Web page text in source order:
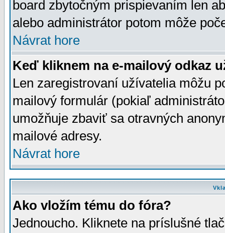
board zbytočným prispievaním len
alebo administrátor potom môže
Návrat hore
Keď kliknem na e-mailový odkaz
Len zaregistrovaní užívatelia môžu
mailový formulár (pokiaľ
umožňuje zbaviť sa otravných
mailové adresy.
Návrat hore
Ako vložím tému do fóra?
Jednoucho. Kliknete na príslušné